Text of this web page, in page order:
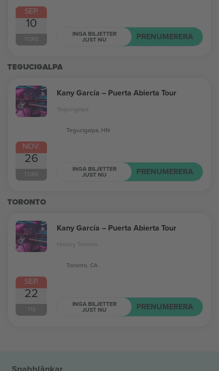
SEP.
10
TORS
INGA BILJETTER
JUST NU PRENUMERERA
TEGUCIGALPA
NOV.
26
TORS
Kany García – Puerta Abierta Tour
Tegucigalpa
Tegucigalpa, HN
INGA BILJETTER
JUST NU PRENUMERERA
TORONTO
SEP.
22
TIS
Kany García – Puerta Abierta Tour
History Toronto
Toronto, CA
INGA BILJETTER
JUST NU PRENUMERERA